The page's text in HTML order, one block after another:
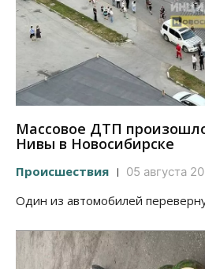
Массовое ДТП
Нивы в Новосибирске
Происшествия 05 августа
Один из автомобилей